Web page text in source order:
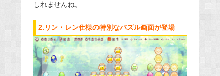
しれませんね。
2.リン・レン仕様の特別なパズル画面が登場